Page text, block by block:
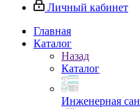
Личный кабинет
Главная
Каталог
Назад
Каталог
Инженерная